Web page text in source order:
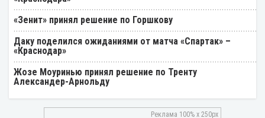
«Зенит» принял решение по Горшкову
Даку поделился ожиданиями от матча «Спартак» –
«Краснодар»
Жозе Моуринью принял решение по Тренту
Александер-Арнольду